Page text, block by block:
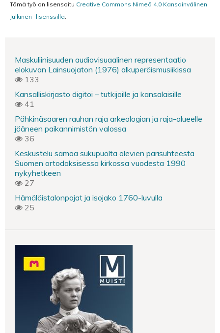
Tämä työ on lisensoitu Creative Commons Nimeä 4.0 Kansainvälinen
Julkinen -lisenssillä.
Maskuliinisuuden audiovisuaalinen representaatio
elokuvan Lainsuojaton (1976) alkuperäismusiikissa
133
Kansalliskirjasto digitoi – tutkijoille ja kansalaisille
41
Pähkinäsaaren rauhan raja arkeologian ja raja-alueelle
jääneen paikannimistön valossa
36
Keskustelu samaa sukupuolta olevien parisuhteesta
Suomen ortodoksisessa kirkossa vuodesta 1990
nykyhetkeen
27
Hämäläistalonpojat ja isojako 1760-luvulla
25